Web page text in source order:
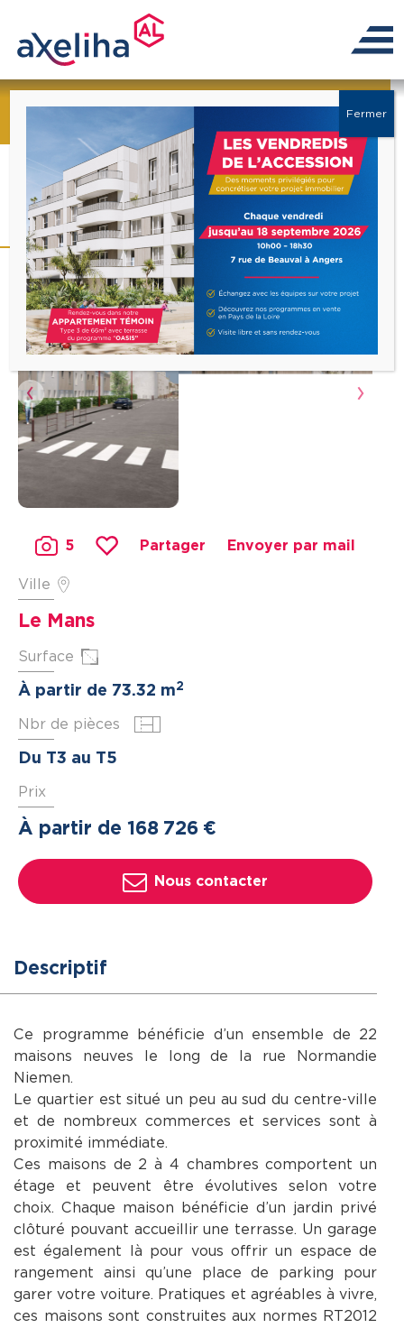
← Retour à la liste
Programme « Les Belles
de l’Huisne »
Précédent
5 Partager Envoyer par mail
Ville
Le Mans
Surface
À partir de 73.32 m2
Nbr de pièces
Du T3 au T5
Prix
À partir de 168 726 €
Nous contacter
Descriptif
Ce programme bénéficie d’un ensemble de 22
maisons neuves le long de la rue Normandie
Niemen.
Le quartier est situé un peu au sud du centre-ville
et de nombreux commerces et services sont à
proximité immédiate.
Ces maisons de 2 à 4 chambres comportent un
étage et peuvent être évolutives selon votre
choix. Chaque maison bénéficie d’un jardin privé
clôturé pouvant accueillir une terrasse. Un garage
est également là pour vous offrir un espace de
rangement ainsi qu’une place de parking pour
garer votre voiture. Pratiques et agréables à vivre,
ces maisons sont construites aux normes RT2012
Fermer